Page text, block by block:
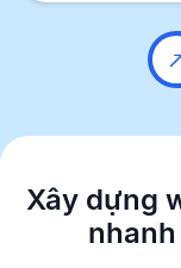
Xây dựng